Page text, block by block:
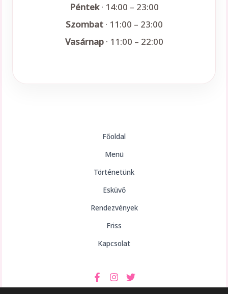
Péntek· 14:00 – 23:00
Szombat· 11:00 – 23:00
Vasárnap· 11:00 – 22:00
Főoldal
Menü
Történetünk
Esküvő
Rendezvények
Friss
Kapcsolat